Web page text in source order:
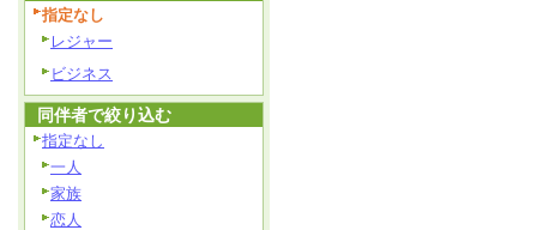
指定なし
レジャー
ビジネス
同伴者で絞り込む
指定なし
一人
家族
恋人